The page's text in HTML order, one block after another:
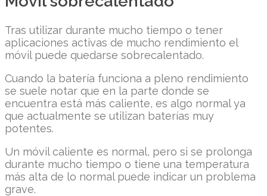
Tras utilizar durante mucho tiempo o tener
aplicaciones activas de mucho rendimiento el
móvil puede quedarse sobrecalentado.
Cuando la batería funciona a pleno rendimiento
se suele notar que en la parte donde se
encuentra está más caliente, es algo normal ya
que actualmente se utilizan baterías muy
potentes.
Un móvil caliente es normal, pero si se prolonga
durante mucho tiempo o tiene una temperatura
más alta de lo normal puede indicar un problema
grave.